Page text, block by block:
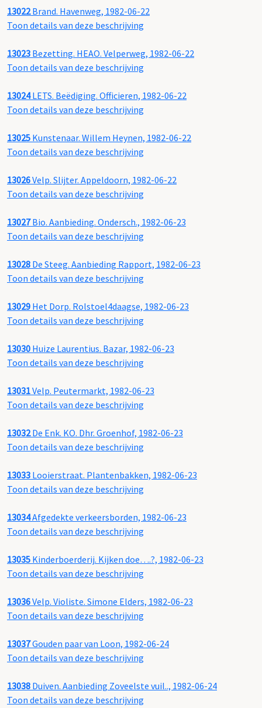
13022Brand. Havenweg, 1982-06-22
Toon details van deze beschrijving
13023 Bezetting. HEAO. Velperweg, 1982-06-22
Toon details van deze beschrijving
13024LETS. Beëdiging. Officieren, 1982-06-22
Toon details van deze beschrijving
13025 Kunstenaar. Willem Heynen, 1982-06-22
Toon details van deze beschrijving
13026Velp. Slijter. Appeldoorn, 1982-06-22
Toon details van deze beschrijving
13027Bio. Aanbieding. Ondersch., 1982-06-23
Toon details van deze beschrijving
13028 De Steeg. Aanbieding Rapport, 1982-06-23
Toon details van deze beschrijving
13029 Het Dorp. Rolstoel4daagse, 1982-06-23
Toon details van deze beschrijving
13030 Huize Laurentius. Bazar, 1982-06-23
Toon details van deze beschrijving
13031Velp. Peutermarkt, 1982-06-23
Toon details van deze beschrijving
13032De Enk. KO. Dhr. Groenhof, 1982-06-23
Toon details van deze beschrijving
13033 Looierstraat. Plantenbakken, 1982-06-23
Toon details van deze beschrijving
13034Afgedekte verkeersborden, 1982-06-23
Toon details van deze beschrijving
13035 Kinderboerderij. Kijken doe….?, 1982-06-23
Toon details van deze beschrijving
13036Velp. Violiste. Simone Elders, 1982-06-23
Toon details van deze beschrijving
13037Gouden paar van Loon, 1982-06-24
Toon details van deze beschrijving
13038 Duiven. Aanbieding Zoveelste vuil.., 1982-06-24
Toon details van deze beschrijving